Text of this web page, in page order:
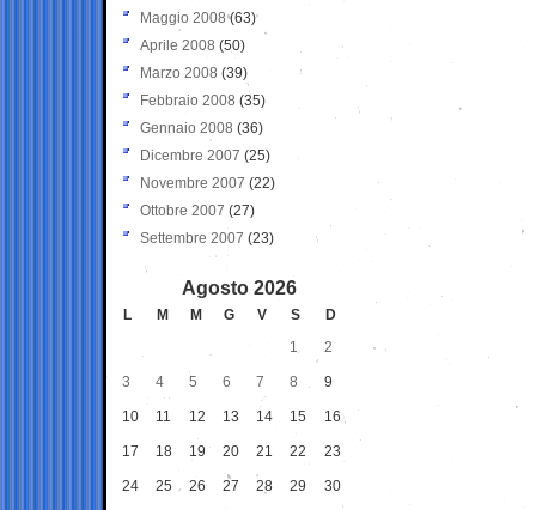
Maggio 2008(63)
Aprile 2008 (50)
Marzo 2008 (39)
Febbraio 2008 (35)
Gennaio 2008 (36)
Dicembre 2007 (25)
Novembre 2007 (22)
Ottobre 2007 (27)
Settembre 2007 (23)
Agosto 2026
L M M G V S
D
1
2
3 4 5 6 7 8 9
10 11 12 13 14 15 16
17 18 19 20 21 22 23
24 25 26 27 28 29 30